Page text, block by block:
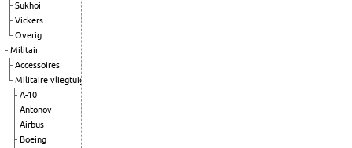
Sukhoi
Vickers
Overig
Militair
Accessoires
Militaire vliegtuigen
A-10
Antonov
Airbus
Boeing